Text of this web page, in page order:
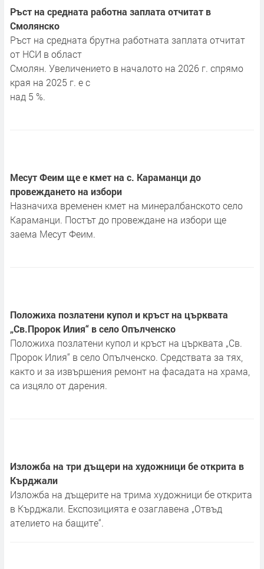
Ръст на средната работна заплата отчитат в
Смолянско
Ръст на средната брутна работната заплата отчитат
от НСИ в област
Смолян. Увеличението в началото на 2026 г. спрямо
края на 2025 г. е с
над 5 %.
Месут Феим ще е кмет на с. Караманци до
провеждането на избори
Назначиха временен кмет на минералбанското село
Караманци. Постът до провеждане на избори ще
заема Месут Феим.
Положиха позлатени купол и кръст на църквата
„Св.Пророк Илия“ в село Опълченско
Положиха позлатени купол и кръст на църквата „Св.
Пророк Илия“ в село Опълченско. Средствата за тях,
както и за извършения ремонт на фасадата на храма,
са изцяло от дарения.
Изложба на три дъщери на художници бе открита в
Кърджали
Изложба на дъщерите на трима художници бе открита
в Кърджали. Експозицията е озаглавена „Отвъд
ателието на бащите“.